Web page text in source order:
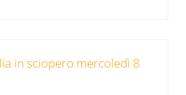
in sciopero mercoledì 8